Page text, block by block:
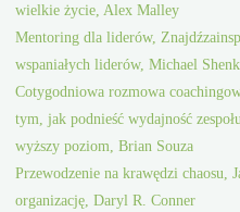
wielkie życie, Alex Malley
Mentoring dla liderów,
wspaniałych liderów, Michael
Cotygodniowa rozmowa
tym, jak podnieść wydajność
wyższy poziom, Brian Souza
Przewodzenie na krawędzi chaosu,
organizację, Daryl R. Conner